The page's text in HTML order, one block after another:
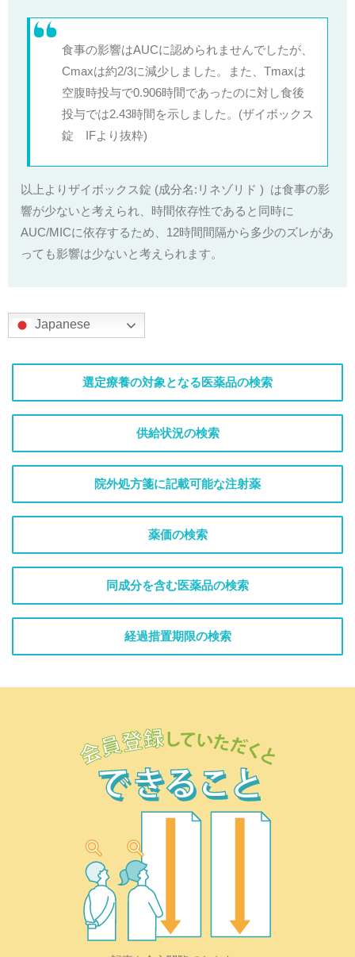
食事の影響はAUCに認められませんでしたが、
Cmaxは約2/3に減少しました。また、Tmaxは
空腹時投与で0.906時間であったのに対し食後
投与では2.43時間を示しました。(ザイボックス
錠 IFより抜粋)
以上よりザイボックス錠 (成分名:リネゾリド ) は食事の影
響が少ないと考えられ、時間依存性であると同時に
AUC/MICに依存するため、12時間間隔から多少のズレがあ
っても影響は少ないと考えられます。
Japanese
選定療養の対象となる医薬品の検索
供給状況の検索
院外処方箋に記載可能な注射薬
薬価の検索
同成分を含む医薬品の検索
経過措置期限の検索